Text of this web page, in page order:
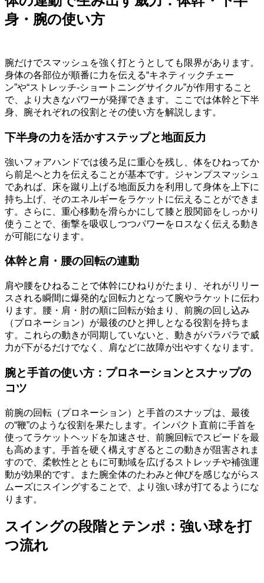
身・腕の使い方
腕だけでスマッシュを強く打とうとしても限界があります。
身体の各部位が順番に力を伝える“キネティックチェー
ン”や“ストレッチ‐ショートニングサイクル”が作用すること
で、より大きなパワーが発揮できます。ここでは体幹と下半
身、腕それぞれの役割とその使い方を解説します。
下半身の力を活かすステップと地面反力
強いフォアハンドでは後ろ足に重心を残し、体をひねってか
ら前足へと力を伝えることが基本です。ジャンプスマッシュ
であれば、床を蹴り上げる地面反力を利用して身体を上下に
持ち上げ、そのエネルギーをラケットに伝えることができま
す。さらに、重心移動を滑らかにして膝と股関節をしっかり
使うことで、衝撃を吸収しつつパワーをロスなく伝える動き
が可能になります。
体幹と肩・腰の回転の連動
肩や腰をひねることで体幹にひねりがたまり、それがリリー
スされる瞬間に爆発的な回転力となって腕やラケットに伝わ
ります。腰・肩・肘の順に回転が始まり、前腕の回し込み
（プロネーション）が最後のひと押しとなる役割を持ちま
す。これらの動きが同期していないと、動きがバラバラで威
力が下がるだけでなく、肩などに故障が出やすくなります。
腕と手首の使い方：プロネーションとスナップの
コツ
前腕の回転（プロネーション）と手首のスナップは、最後
の“鞭”のような役割を果たします。インパクト直前に手首を
使ってラケットヘッドを加速させ、前腕回転でスピードを最
も高めます。手首を硬く構えすぎるとこの動きが阻害されま
すので、柔軟性とともに可動域を広げるストレッチや補強運
動が効果的です。また腕全体のたわみと伸びを感じながらス
ムーズにスイングすることで、より強い球が打てるようにな
ります。
スイングの段階とテンポ：強い球を打
つ流れ